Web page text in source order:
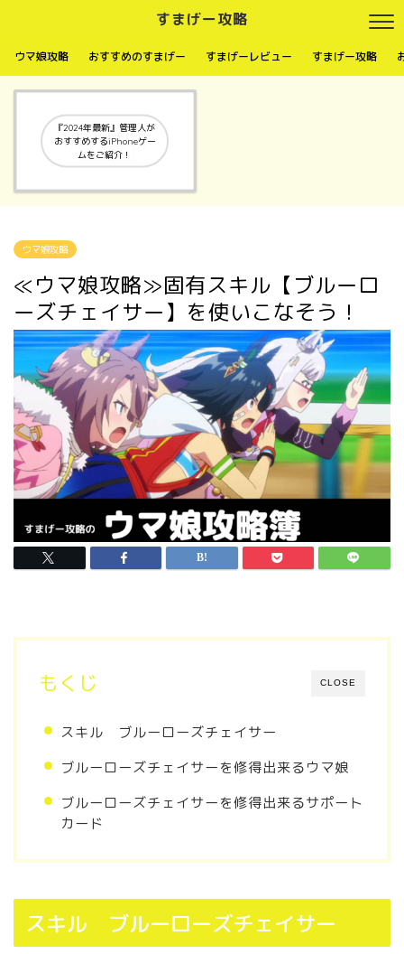
すまげー攻略
ウマ娘攻略 おすすめのすまげー すまげーレビュー すまげー攻略
『2024年最新』管理人が
おすすめするiPhoneゲー
ムをご紹介！
ウマ娘攻略
≪ウマ娘攻略≫固有スキル【ブルーロ
ーズチェイサー】を使いこなそう！
CLOSE
もくじ
スキル ブルーローズチェイサー
ブルーローズチェイサーを修得出来るウマ娘
ブルーローズチェイサーを修得出来るサポート
カード
スキル ブルーローズチェイサー